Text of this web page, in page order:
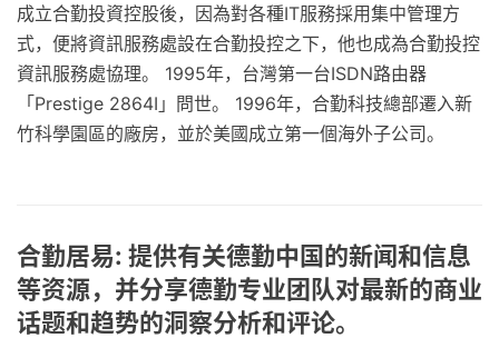
成立合勤投資控股後，因為對各種IT服務採用集中管理方
式，便將資訊服務處設在合勤投控之下，他也成為合勤投控
資訊服務處協理。 1995年，台灣第一台ISDN路由器
「Prestige 2864I」問世。 1996年，合勤科技總部遷入新
竹科學園區的廠房，並於美國成立第一個海外子公司。
合勤居易: 提供有关德勤中国的新闻和信息
等资源，并分享德勤专业团队对最新的商业
话题和趋势的洞察分析和评论。